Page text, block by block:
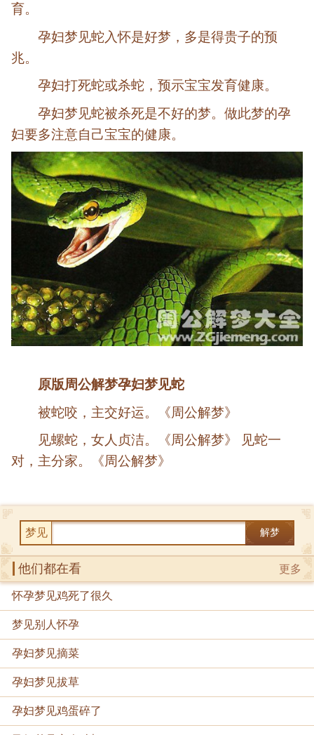
育。
孕妇梦见蛇入怀是好梦，多是得贵子的预
兆。
孕妇打死蛇或杀蛇，预示宝宝发育健康。
孕妇梦见蛇被杀死是不好的梦。做此梦的孕
妇要多注意自己宝宝的健康。
原版周公解梦孕妇梦见蛇
被蛇咬，主交好运。《周公解梦》
见螺蛇，女人贞洁。《周公解梦》 见蛇一
对，主分家。《周公解梦》
梦见 解梦
更多
他们都在看
怀孕梦见鸡死了很久
梦见别人怀孕
孕妇梦见摘菜
孕妇梦见拔草
孕妇梦见鸡蛋碎了